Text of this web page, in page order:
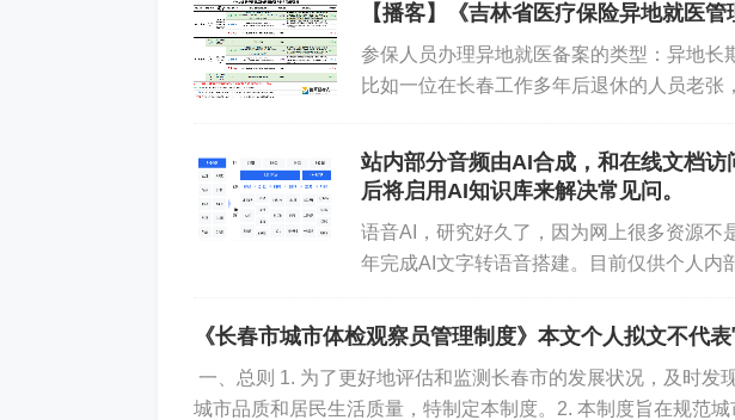
【播客】《吉林省医疗保险异地就医
参保人员办理异地就医备案的类型：异地长
比如一位在长春工作多年后退休的人员老张
站内部分音频由AI合成，和在线文档
后将启用AI知识库来解决常见问。
语音AI，研究好久了，因为网上很多资源不
年完成AI文字转语音搭建。目前仅供个人内
《长春市城市体检观察员管理制度》本文个人拟文不代表
一、总则 1. 为了更好地评估和监测长春市的发展状况，及时发
城市品质和居民生活质量，特制定本制度。2. 本制度旨在规范城